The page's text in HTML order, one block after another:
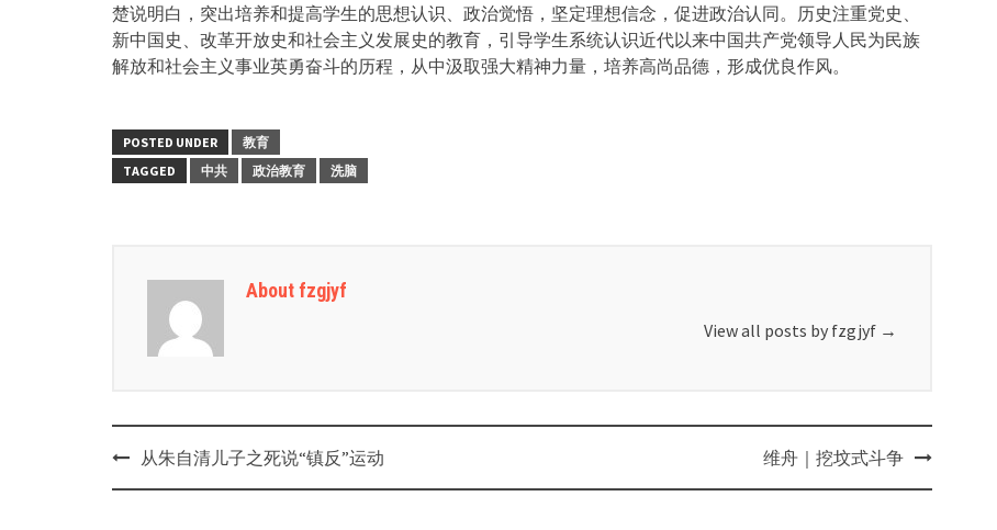
楚说明白，突出培养和提高学生的思想认识、政治觉悟，坚定理想信念，促进政治认同。历史注重党史、
新中国史、改革开放史和社会主义发展史的教育，引导学生系统认识近代以来中国共产党领导人民为民族
解放和社会主义事业英勇奋斗的历程，从中汲取强大精神力量，培养高尚品德，形成优良作风。
POSTED UNDER
教育
TAGGED
中共 政治教育 洗脑
About fzgjyf
View all posts by fzgjyf →
Post从朱自清儿子之死说“镇反”运动 维舟｜挖坟式斗争